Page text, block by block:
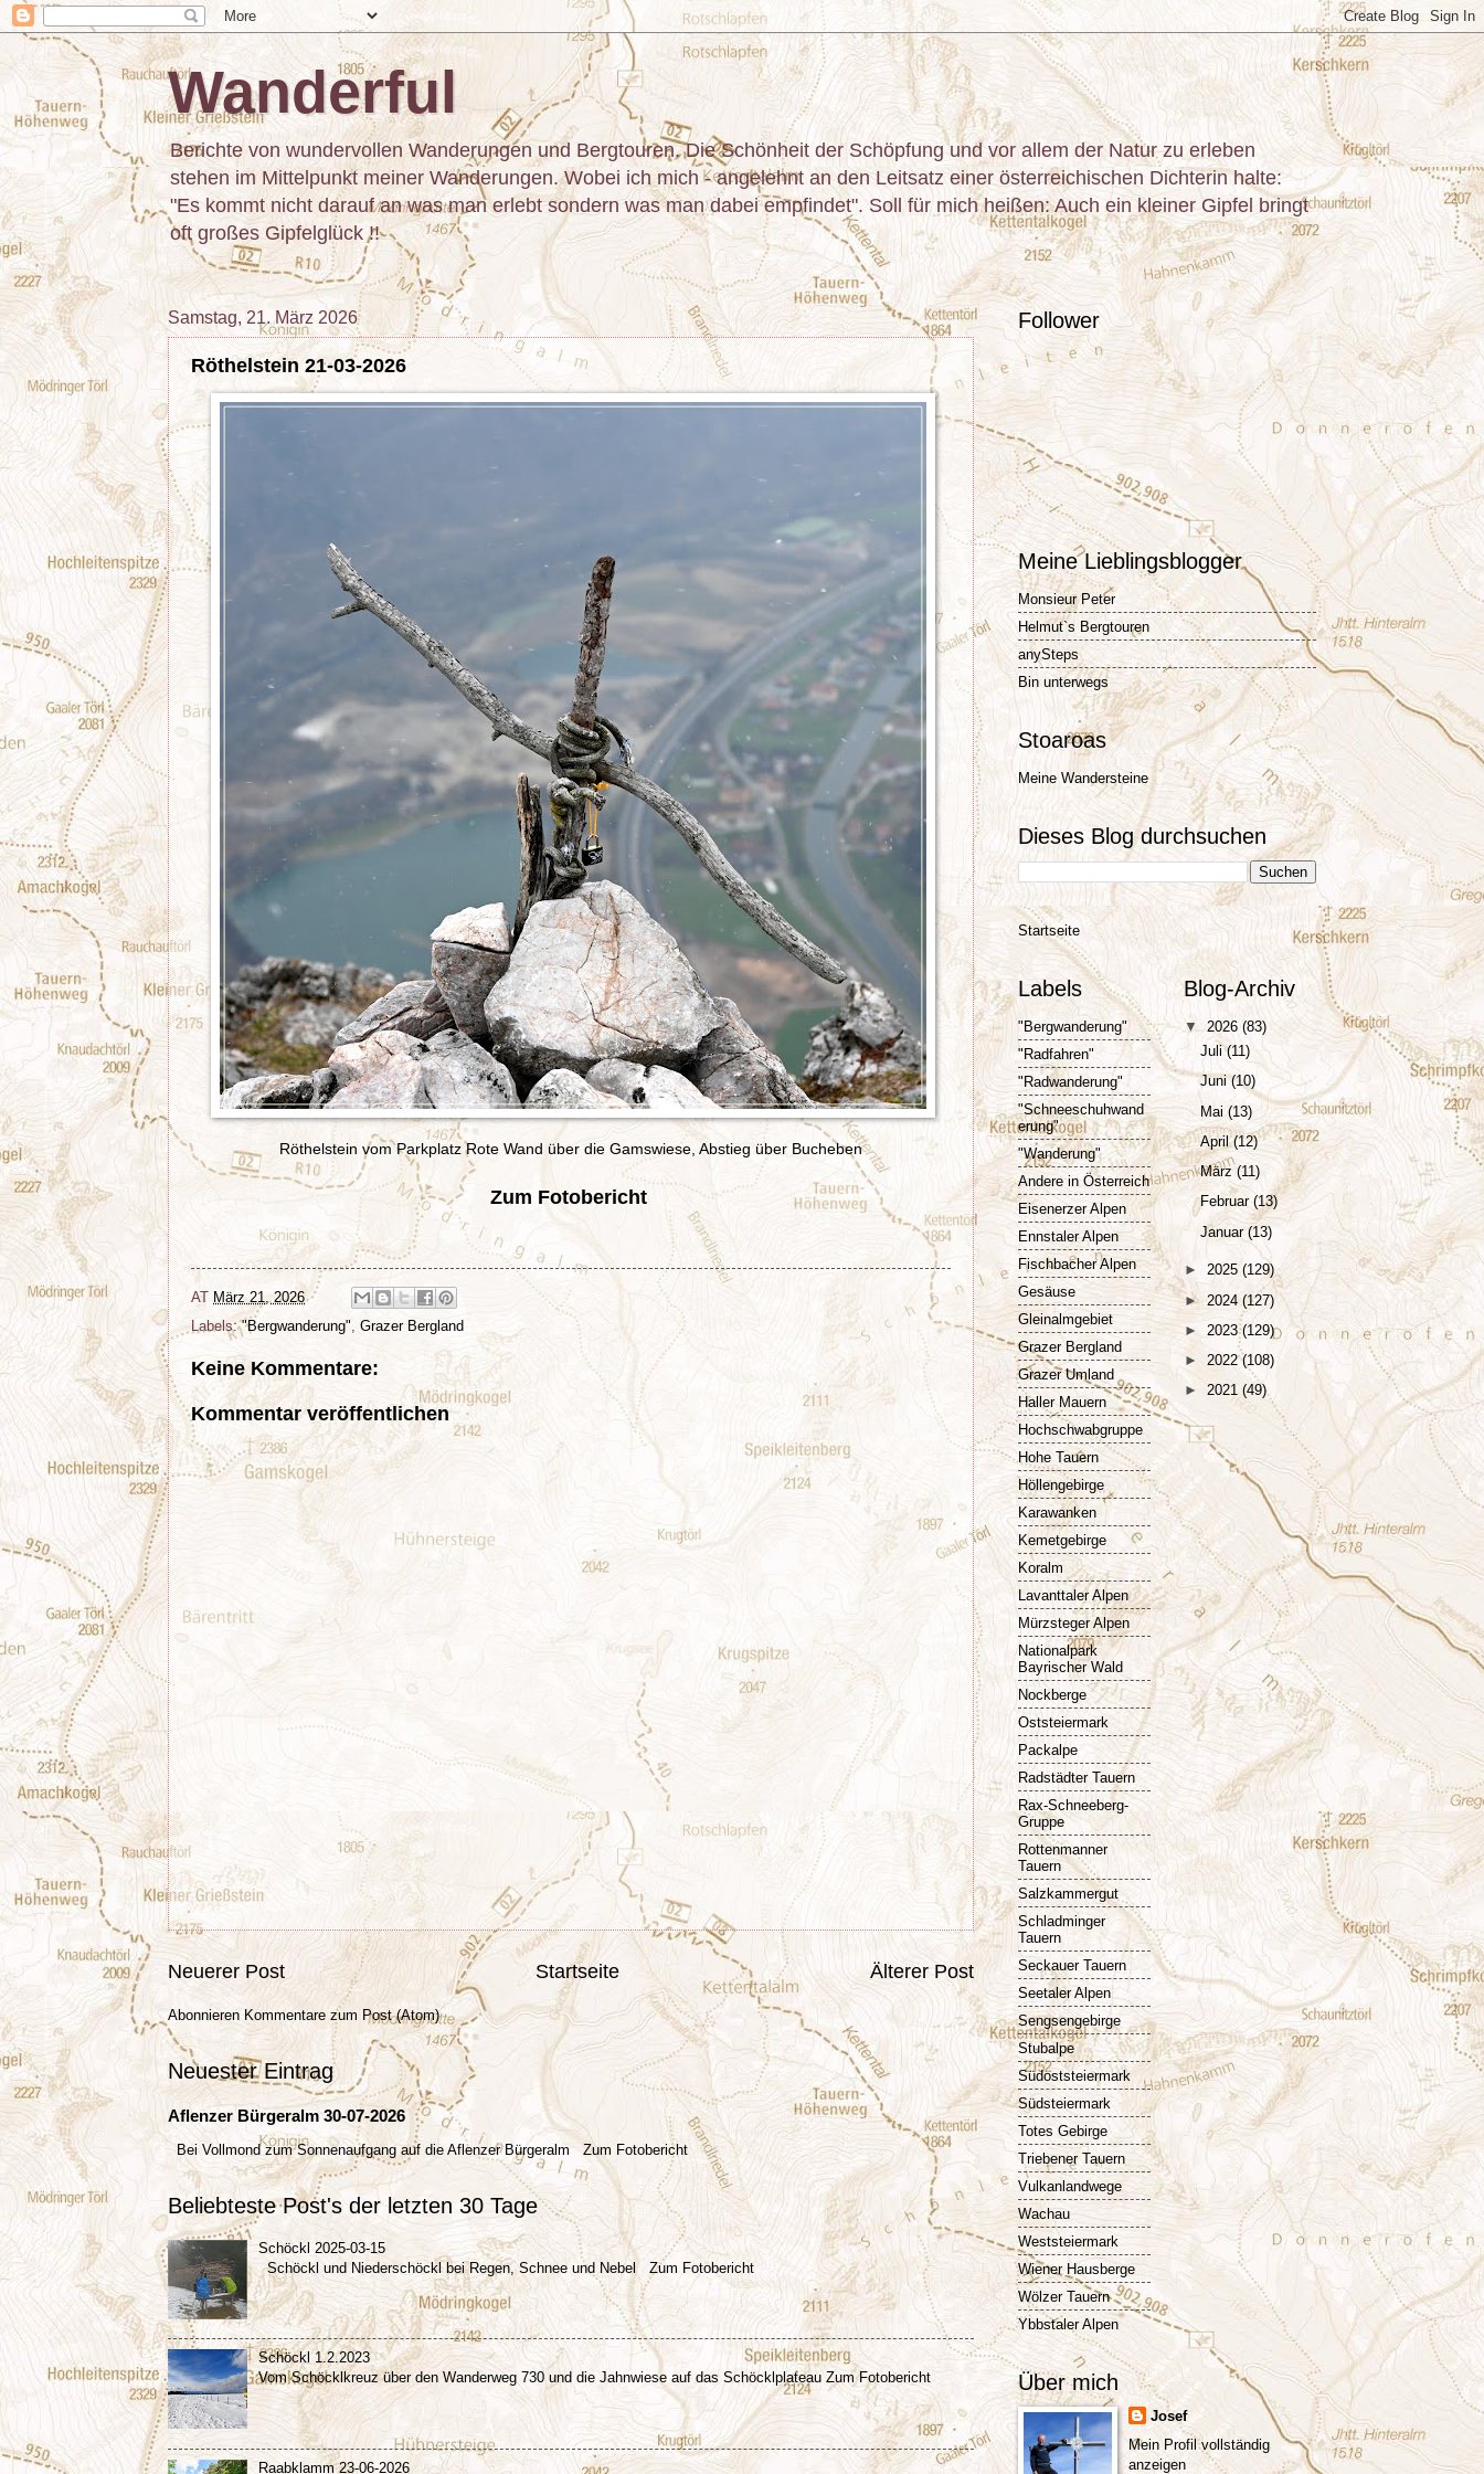
Wanderful
Berichte von wundervollen Wanderungen und Bergtouren. Die Schönheit der Schöpfung und vor allem der Natur zu erleben
stehen im Mittelpunkt meiner Wanderungen. Wobei ich mich - angelehnt an den Leitsatz einer österreichischen Dichterin halte:
"Es kommt nicht darauf an was man erlebt sondern was man dabei empfindet". Soll für mich heißen: Auch ein kleiner Gipfel bringt
oft großes Gipfelglück !!
Samstag, 21. März 2026
Röthelstein 21-03-2026
Röthelstein vom Parkplatz Rote Wand über die Gamswiese, Abstieg über Bucheben
Zum Fotobericht
AT März 21, 2026
Labels:"Bergwanderung", Grazer Bergland
Keine Kommentare:
Kommentar veröffentlichen
Neuerer Post Älterer Post
Startseite
Abonnieren Kommentare zum Post (Atom)
Neuester Eintrag
Aflenzer Bürgeralm 30-07-2026
Bei Vollmond zum Sonnenaufgang auf die Aflenzer Bürgeralm Zum Fotobericht
Beliebteste Post's der letzten 30 Tage
Schöckl 2025-03-15
Schöckl und Niederschöckl bei Regen, Schnee und Nebel Zum Fotobericht
Schöckl 1.2.2023
Vom Schöcklkreuz über den Wanderweg 730 und die Jahnwiese auf das Schöcklplateau Zum Fotobericht
Raabklamm 23-06-2026
Follower
Meine Lieblingsblogger
Monsieur Peter
Helmut`s Bergtouren
anySteps
Bin unterwegs
Stoaroas
Meine Wandersteine
Dieses Blog durchsuchen
Startseite
Labels
"Bergwanderung"
"Radfahren"
"Radwanderung"
"Schneeschuhwand
erung"
"Wanderung"
Andere in Österreich
Eisenerzer Alpen
Ennstaler Alpen
Fischbacher Alpen
Gesäuse
Gleinalmgebiet
Grazer Bergland
Grazer Umland
Haller Mauern
Hochschwabgruppe
Hohe Tauern
Höllengebirge
Karawanken
Kemetgebirge
Koralm
Lavanttaler Alpen
Mürzsteger Alpen
Nationalpark
Bayrischer Wald
Nockberge
Oststeiermark
Packalpe
Radstädter Tauern
Rax-Schneeberg-
Gruppe
Rottenmanner
Tauern
Salzkammergut
Schladminger
Tauern
Seckauer Tauern
Seetaler Alpen
Sengsengebirge
Stubalpe
Südoststeiermark
Südsteiermark
Totes Gebirge
Triebener Tauern
Vulkanlandwege
Wachau
Weststeiermark
Wiener Hausberge
Wölzer Tauern
Ybbstaler Alpen
Blog-Archiv
▼ 2026 (83)
Juli(11)
Juni(10)
Mai(13)
April(12)
März(11)
Februar(13)
Januar(13)
► 2025 (129)
► 2024 (127)
► 2023(129)
► 2022(108)
► 2021 (49)
Über mich
Josef
Mein Profil vollständig
anzeigen